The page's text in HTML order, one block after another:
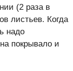
(2 раза в
листьев. Когда
надо
покрывало и